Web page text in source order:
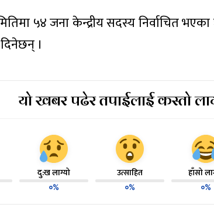
५४ जना केन्द्रीय सदस्य निर्वाचित
।
यो खबर पढेर तपाईलाई कस्तो
दु:ख लाग्यो
०%
उत्साहित
०%
हाँसो
०%